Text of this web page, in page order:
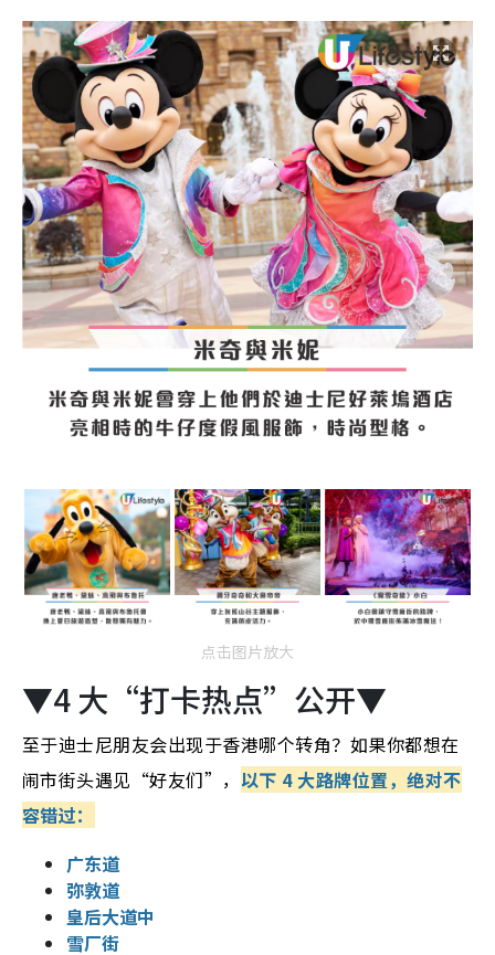
点击图片放大
▼4 大“打卡热点”公开▼
至于迪士尼朋友会出现于香港哪个转角？如果你都想在
闹市街头遇见“好友们”， 以下 4 大路牌位置，绝对不
容错过：
广东道
弥敦道
皇后大道中
雪厂街